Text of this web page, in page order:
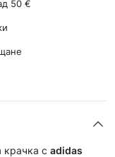
50 €
крачка с adidas